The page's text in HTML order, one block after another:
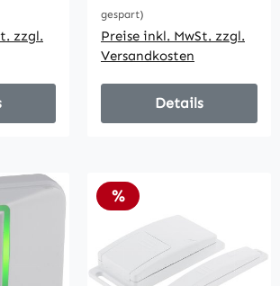
zzgl.
gespart)
Preise inkl. MwSt. zzgl.
Versandkosten
Details
Rabatt
%